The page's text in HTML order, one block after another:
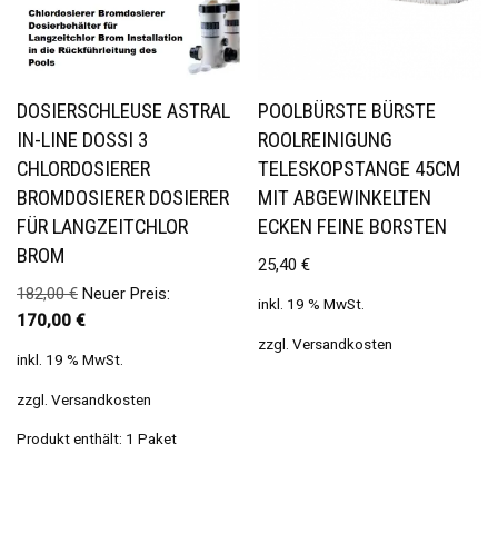
DOSIERSCHLEUSE ASTRAL
IN-LINE DOSSI 3
CHLORDOSIERER
BROMDOSIERER DOSIERER
FÜR LANGZEITCHLOR
BROM
182,00€ Neuer Preis:
170,00 €
inkl. 19 % MwSt.
zzgl. Versandkosten
Produkt enthält: 1 Paket
POOLBÜRSTE BÜRSTE
ROOLREINIGUNG
TELESKOPSTANGE 45CM
MIT ABGEWINKELTEN
ECKEN FEINE BORSTEN
25,40€
inkl. 19 % MwSt.
zzgl.Versandkosten